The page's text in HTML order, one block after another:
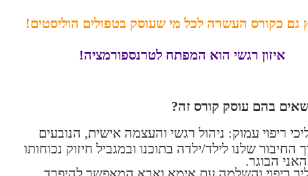
גם כקורס העשרה לכל מי שעוסק בטפולים הוליסטים!
איזון רגשי הוא המפתח לטרנספורמציה!
בהם עוסק קורס זה?
ריפוי עמוק: ניהול רגשי והעצמה אישית, הנובעים
החיבור שלנו לילד/ילדה בתוכנו ובמגביל חיזוק נכוחותו
הבוגר.